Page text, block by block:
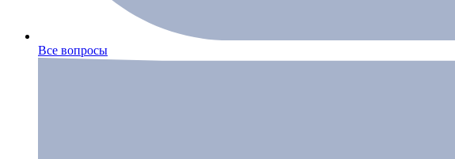
Все вопросы